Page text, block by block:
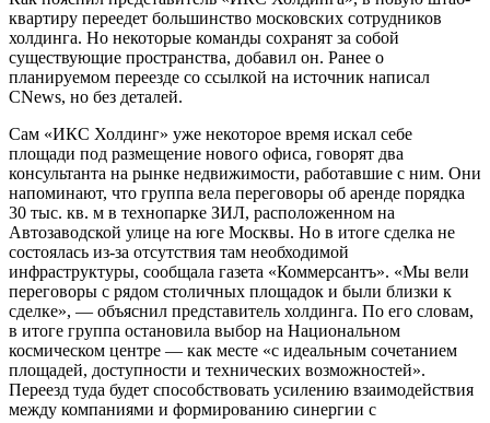
квартиру переедет большинство московских сотрудников
холдинга. Но некоторые команды сохранят за собой
существующие пространства, добавил он. Ранее о
планируемом переезде со ссылкой на источник написал
CNews, но без деталей.
Сам «ИКС Холдинг» уже некоторое время искал себе
площади под размещение нового офиса, говорят два
консультанта на рынке недвижимости, работавшие с ним. Они
напоминают, что группа вела переговоры об аренде порядка
30 тыс. кв. м в технопарке ЗИЛ, расположенном на
Автозаводской улице на юге Москвы. Но в итоге сделка не
состоялась из-за отсутствия там необходимой
инфраструктуры, сообщала газета «Коммерсантъ». «Мы вели
переговоры с рядом столичных площадок и были близки к
сделке», — объяснил представитель холдинга. По его словам,
в итоге группа остановила выбор на Национальном
космическом центре — как месте «с идеальным сочетанием
площадей, доступности и технических возможностей».
Переезд туда будет способствовать усилению взаимодействия
между компаниями и формированию синергии с